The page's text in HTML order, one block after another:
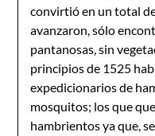
convirtió en un total
avanzaron, sólo
pantanosas, sin
principios de 1525
expedicionarios de
mosquitos; los que
hambrientos ya que,